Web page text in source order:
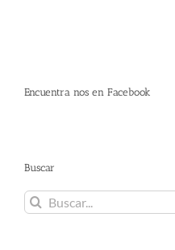
Encuentra nos en Facebook
Buscar
Buscar: